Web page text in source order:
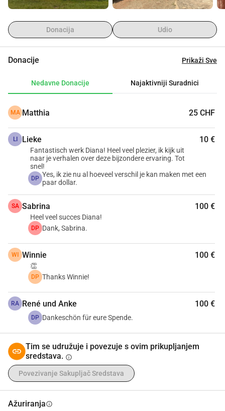
Donacija Udio
Donacije Prikaži Sve
Nedavne Donacije Najaktivniji Suradnici
MA Matthia 25 CHF
LI Lieke 10 €
Fantastisch werk Diana! Heel veel plezier, ik kijk uit
naar je verhalen over deze bijzondere ervaring. Tot
snel!
DP Yes, ik zie nu al hoeveel verschil je kan maken met een
paar dollar.
SA Sabrina 100 €
Heel veel succes Diana!
DP Dank, Sabrina.
WI Winnie 100 €
👏
DP Thanks Winnie!
RA René und Anke 100 €
DP Dankeschön für eure Spende.
Tim se udružuje i povezuje s ovim prikupljanjem
sredstava. info
Povezivanje Sakupljač Sredstava
Ažuriranjainfo